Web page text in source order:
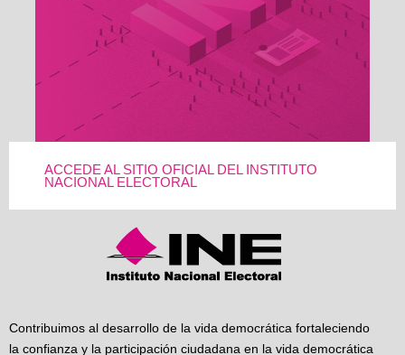
ACCEDE AL SITIO OFICIAL DEL INSTITUTO
NACIONAL ELECTORAL
Contribuimos al desarrollo de la vida democrática fortaleciendo
la confianza y la participación ciudadana en la vida democrática